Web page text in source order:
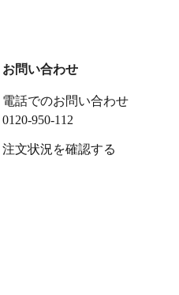
お問い合わせ
電話でのお問い合わせ
0120-950-112
注文状況を確認する